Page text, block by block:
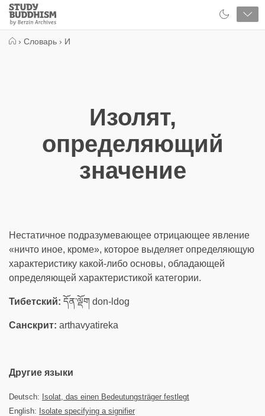
Close
Study
Buddhism
› Словарь › И
Изолят,
определяющий
значение
Нестатичное подразумевающее отрицающее явление
«ничто иное, кроме», которое выделяет определяющую
характеристику какой-либо основы, обладающей
определяющей характеристикой категории.
Тибетский: དོན་ལྡོག don-ldog
Санскрит: arthavyatireka
Другие языки
Deutsch: Isolat, das einen Bedeutungsträger festlegt
English: Isolate specifying a signifier